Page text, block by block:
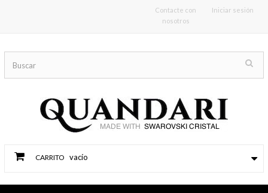
Iniciar sesión
Contacte con
nosotros
CARRITO vacío